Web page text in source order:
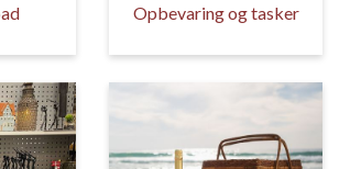
Opbevaring og tasker